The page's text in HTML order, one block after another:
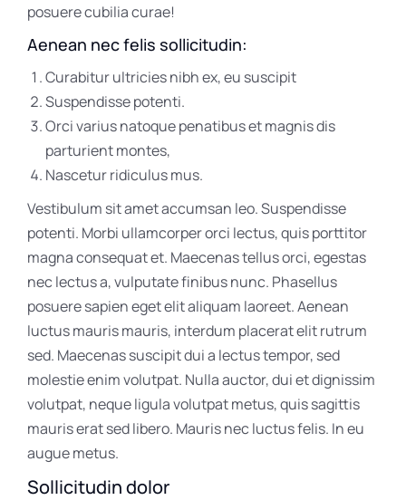
posuere cubilia curae!
Aenean nec felis sollicitudin:
Curabitur ultricies nibh ex, eu suscipit
Suspendisse potenti.
Orci varius natoque penatibus et magnis dis
parturient montes,
Nascetur ridiculus mus.
Vestibulum sit amet accumsan leo. Suspendisse
potenti. Morbi ullamcorper orci lectus, quis porttitor
magna consequat et. Maecenas tellus orci, egestas
nec lectus a, vulputate finibus nunc. Phasellus
posuere sapien eget elit aliquam laoreet. Aenean
luctus mauris mauris, interdum placerat elit rutrum
sed. Maecenas suscipit dui a lectus tempor, sed
molestie enim volutpat. Nulla auctor, dui et dignissim
volutpat, neque ligula volutpat metus, quis sagittis
mauris erat sed libero. Mauris nec luctus felis. In eu
augue metus.
Sollicitudin dolor